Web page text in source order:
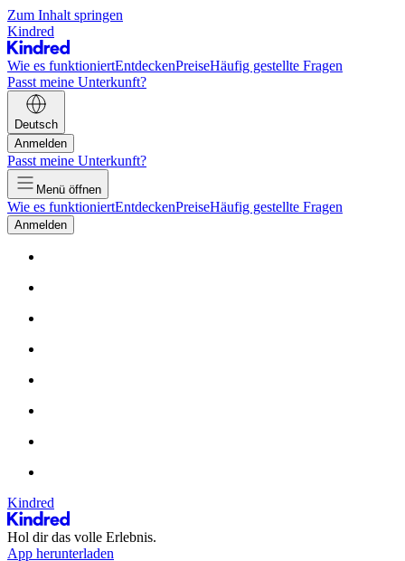
Zum Inhalt springen
Kindred
Wie es funktioniertEntdeckenPreiseHäufig gestellte Fragen
Passt meine Unterkunft?
Deutsch
Anmelden
Passt meine Unterkunft?
Menü öffnen
Wie es funktioniertEntdeckenPreiseHäufig gestellte Fragen
Anmelden
Kindred
Hol dir das volle Erlebnis.
App herunterladen